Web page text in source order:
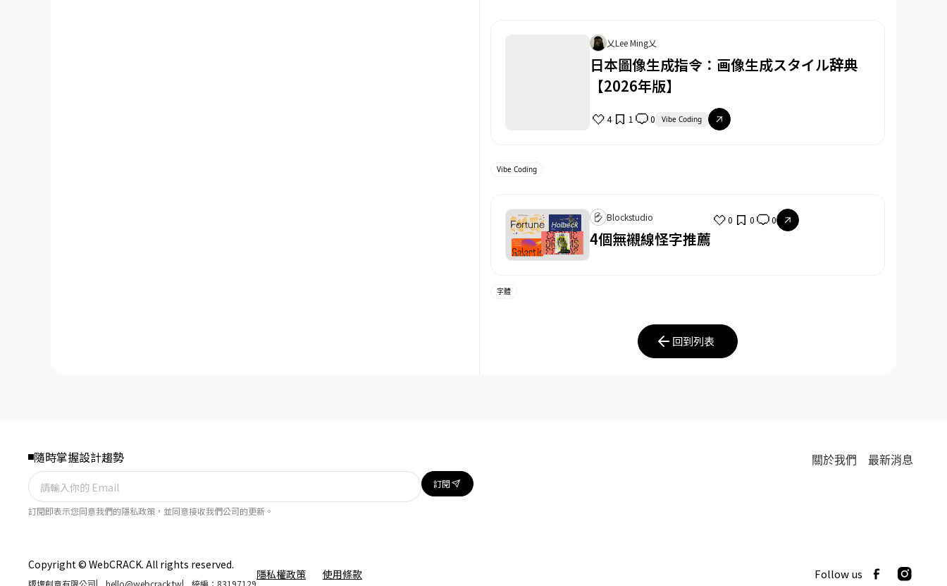
乂Lee Ming乂
日本圖像生成指令：画像生成スタイル辞典
【2026年版】
4 1 0 Vibe Coding
Vibe Coding
Blockstudio
4個無襯線怪字推薦
0 0 0
字體
回到列表
隨時掌握設計趨勢
訂閱
訂閱即表示您同意我們的隱私政策，並同意接收我們公司的更新。
關於我們 最新消息
Copyright © WebCRACK. All rights reserved.
隱私權政策 使用條款 Follow us